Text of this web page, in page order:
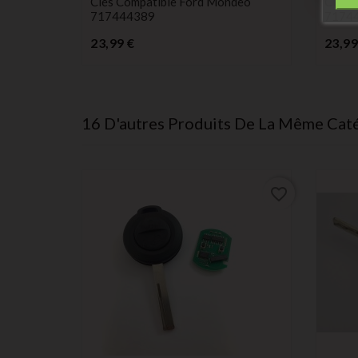
717444389
23,99 €
16 D'autres Produits De La Même